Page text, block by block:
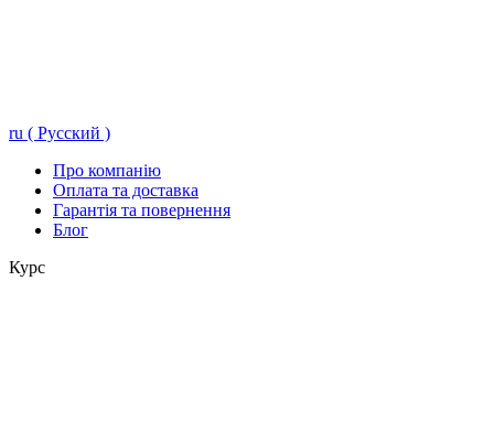
ru ( Русский )
Про компанію
Оплата та доставка
Гарантія та повернення
Блог
Курс